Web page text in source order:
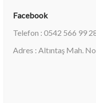
Facebook
Telefon : 0542 566 99
Adres : Altıntaş Mah.